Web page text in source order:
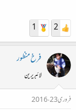
2
1
فرخ منظور
لائبریرین
فروری 23، 2016